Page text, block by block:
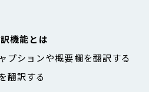
機能とは
プションや概要欄を翻訳する
翻訳する